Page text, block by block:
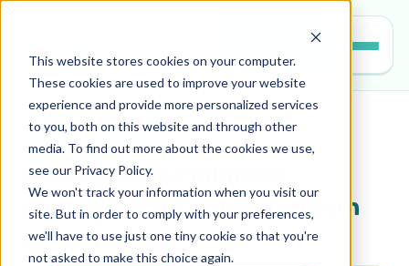
This website stores cookies on your computer.
These cookies are used to improve your website
experience and provide more personalized services
to you, both on this website and through other
media. To find out more about the cookies we use,
see our Privacy Policy.
We won't track your information when you visit our
site. But in order to comply with your preferences,
we'll have to use just one tiny cookie so that you're
not asked to make this choice again.
educacao
Educação na Finlândia:
vantagens da aprendizagem
experimental